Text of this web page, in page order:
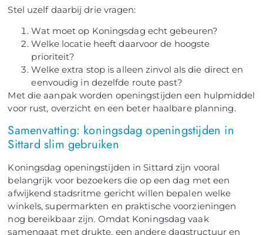
Stel uzelf daarbij drie vragen:
Wat moet op Koningsdag echt gebeuren?
Welke locatie heeft daarvoor de hoogste
prioriteit?
Welke extra stop is alleen zinvol als die direct en
eenvoudig in dezelfde route past?
Met die aanpak worden openingstijden een hulpmiddel
voor rust, overzicht en een beter haalbare planning.
Samenvatting: koningsdag openingstijden in
Sittard slim gebruiken
Koningsdag openingstijden in Sittard zijn vooral
belangrijk voor bezoekers die op een dag met een
afwijkend stadsritme gericht willen bepalen welke
winkels, supermarkten en praktische voorzieningen
nog bereikbaar zijn. Omdat Koningsdag vaak
samengaat met drukte, een andere dagstructuur en